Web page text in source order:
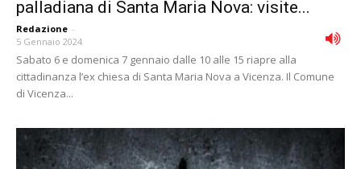
palladiana di Santa Maria Nova: visite...
Redazione -
5 Gennaio 2024
Sabato 6 e domenica 7 gennaio dalle 10 alle 15 riapre alla
cittadinanza l’ex chiesa di Santa Maria Nova a Vicenza. Il Comune
di Vicenza...